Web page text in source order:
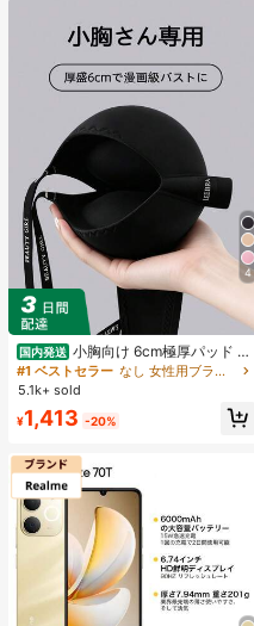
4
国内発送 小胸向け 6cm極厚パッド 盛
りブラ ノンワイヤー 谷間メイク シ
ームレス ボリュームアップ 美胸フィ
#1 ベストセラー
なし 女性用ブラジャーとブラレット
5.1k+ sold
¥1,413 -20%